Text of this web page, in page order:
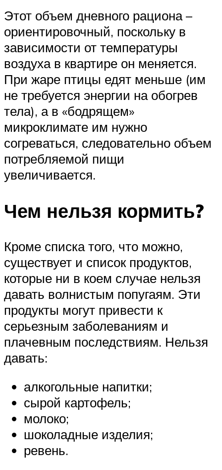
Этот объем дневного рациона –
ориентировочный, поскольку в
зависимости от температуры
воздуха в квартире он меняется.
При жаре птицы едят меньше (им
не требуется энергии на обогрев
тела), а в «бодрящем»
микроклимате им нужно
согреваться, следовательно объем
потребляемой пищи
увеличивается.
Чем нельзя кормить?
Кроме списка того, что можно,
существует и список продуктов,
которые ни в коем случае нельзя
давать волнистым попугаям. Эти
продукты могут привести к
серьезным заболеваниям и
плачевным последствиям. Нельзя
давать:
алкогольные напитки;
сырой картофель;
молоко;
шоколадные изделия;
ревень.